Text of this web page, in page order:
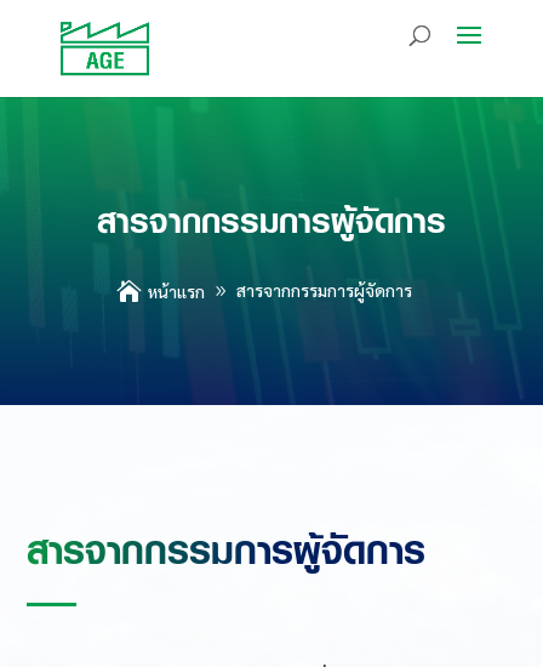
สารจากกรรมการผู้จัดการ
 หน้าแรก สารจากกรรมการผู้จัดการ
สารจากกรรมการผู้จัดการ